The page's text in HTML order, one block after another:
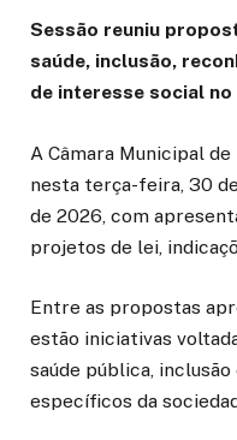
Sessão reuniu
saúde, inclusão,
de interesse social no
A Câmara Municipal
nesta terça-feira, 30
de 2026, com
projetos de lei,
Entre as propostas
estão iniciativas
saúde pública,
específicos da